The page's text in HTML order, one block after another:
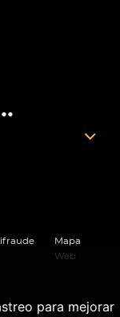
para mejorar
Mapa
Web